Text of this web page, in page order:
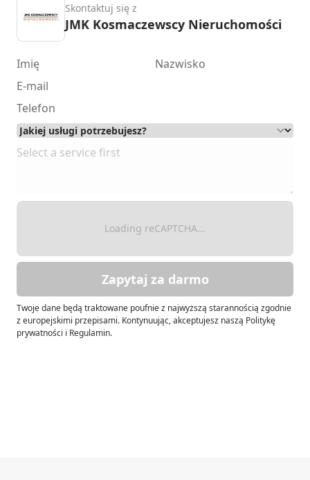
Skontaktuj się z
JMK Kosmaczewscy Nieruchomości
Loading reCAPTCHA...
Zapytaj za darmo
Twoje dane będą traktowane poufnie z najwyższą starannością zgodnie
z europejskimi przepisami. Kontynuując, akceptujesz naszą Politykę
prywatności i Regulamin.